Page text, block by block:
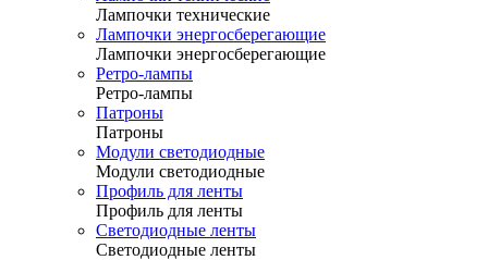
Лампочки технические
Лампочки энергосберегающие
Лампочки энергосберегающие
Ретро-лампы
Ретро-лампы
Патроны
Патроны
Модули светодиодные
Модули светодиодные
Профиль для ленты
Профиль для ленты
Светодиодные ленты
Светодиодные ленты